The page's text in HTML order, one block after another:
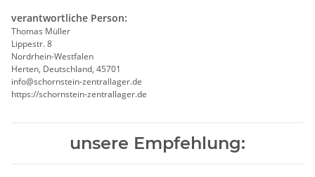
verantwortliche Person:
Thomas Müller
Lippestr. 8
Nordrhein-Westfalen
Herten, Deutschland, 45701
info@schornstein-zentrallager.de
https://schornstein-zentrallager.de
unsere Empfehlung: